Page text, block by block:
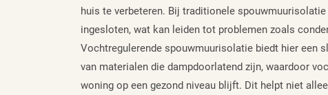
huis te verbeteren. Bij traditionele
ingesloten, wat kan leiden tot problemen zoals
Vochtregulerende spouwmuurisolatie biedt hier een
van materialen die dampdoorlatend zijn, waardoor
woning op een gezond niveau blijft. Dit helpt niet